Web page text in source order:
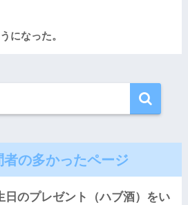
になった。
の多かったページ
日のプレゼント（ハブ酒）をい